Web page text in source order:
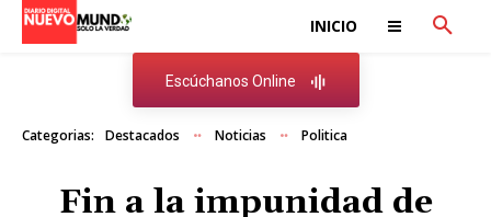
INICIO
Escúchanos Online
Categorias: Destacados Noticias Politica
Fin a la impunidad de